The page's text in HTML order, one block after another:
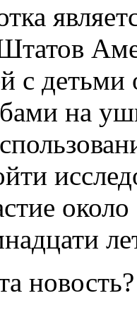
с
на
около